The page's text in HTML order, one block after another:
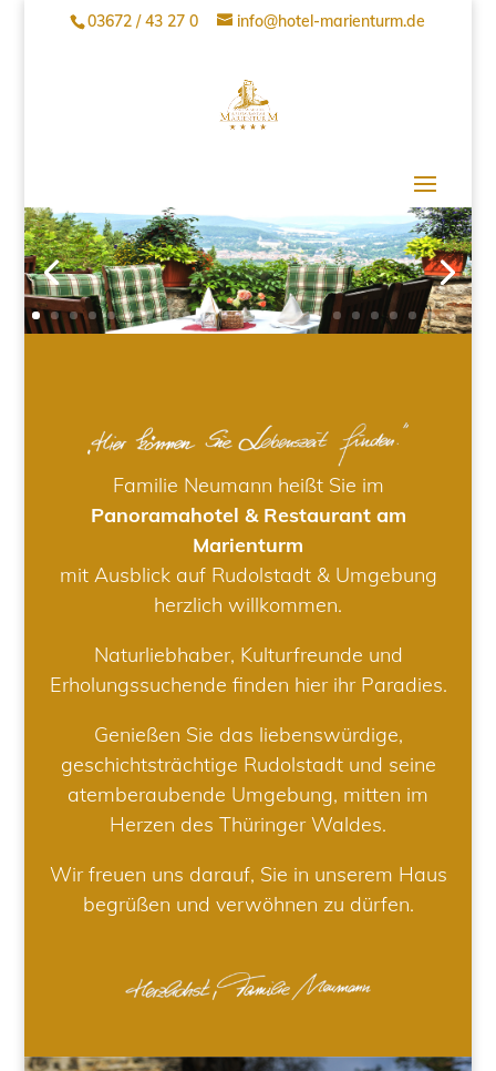
03672 / 43 27 0 info@hotel-marienturm.de
Familie Neumann heißt Sie im
Panoramahotel & Restaurant am
Marienturm
mit Ausblick auf Rudolstadt & Umgebung
herzlich willkommen.
Naturliebhaber, Kulturfreunde und
Erholungssuchende finden hier ihr Paradies.
Genießen Sie das liebenswürdige,
geschichtsträchtige Rudolstadt und seine
atemberaubende Umgebung, mitten im
Herzen des Thüringer Waldes.
Wir freuen uns darauf, Sie in unserem Haus
begrüßen und verwöhnen zu dürfen.